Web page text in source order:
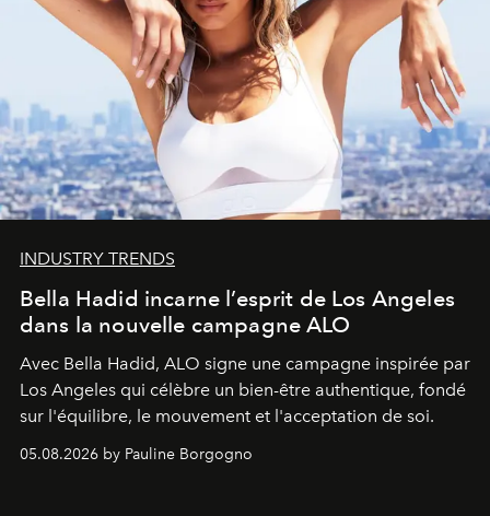
INDUSTRY TRENDS
Bella Hadid incarne l’esprit de Los Angeles
dans la nouvelle campagne ALO
Avec Bella Hadid, ALO signe une campagne inspirée par
Los Angeles qui célèbre un bien-être authentique, fondé
sur l'équilibre, le mouvement et l'acceptation de soi.
05.08.2026 by Pauline Borgogno